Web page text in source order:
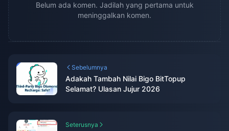
Belum ada komen. Jadilah yang pertama untuk
meninggalkan komen.
Sebelumnya
Adakah Tambah Nilai Bigo BitTopup
Selamat? Ulasan Jujur 2026
Seterusnya